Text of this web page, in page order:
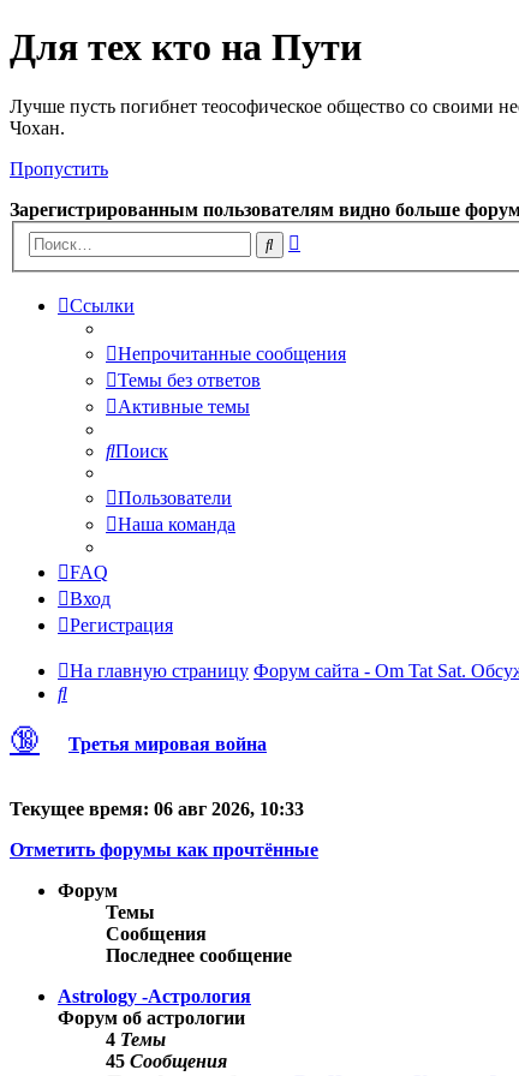
Для тех кто на Пути
Лучше пусть погибнет теософическое общество со своими
Чохан.
Пропустить
Зарегистрированным пользователям видно больше
Поиск
Ссылки
Непрочитанные сообщения
Темы без ответов
Активные темы
Поиск
Пользователи
Наша команда
FAQ
Вход
Регистрация
На главную страницу Форум сайта - Om Tat Sat.
Поиск
🔞 Третья мировая война
Текущее время: 06 авг 2026, 10:33
Отметить форумы как прочтённые
Форум
Темы
Сообщения
Последнее сообщение
Astrology -Астрология
Форум об астрологии
4 Темы
45 Сообщения